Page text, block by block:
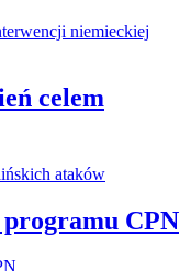
celem
CPN